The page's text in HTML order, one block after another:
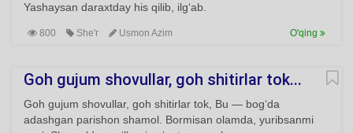
Yashaysan daraxtday his qilib, ilg‘ab.
800 She'r Usmon Azim O'qing
Goh gujum shovullar, goh shitirlar tok...
Goh gujum shovullar, goh shitirlar tok, Bu — bog‘da
adashgan parishon shamol. Bormisan olamda, yuribsanmi